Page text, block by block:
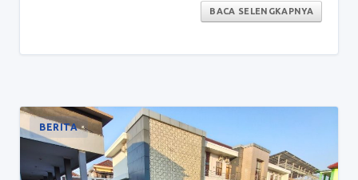
BACA SELENGKAPNYA
BERITA